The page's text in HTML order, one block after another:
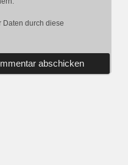
Daten durch diese